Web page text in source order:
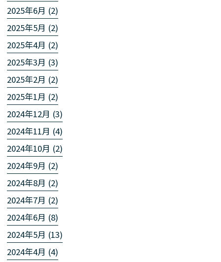
2025年6月 (2)
2025年5月 (2)
2025年4月 (2)
2025年3月 (3)
2025年2月 (2)
2025年1月 (2)
2024年12月 (3)
2024年11月 (4)
2024年10月 (2)
2024年9月 (2)
2024年8月 (2)
2024年7月 (2)
2024年6月 (8)
2024年5月 (13)
2024年4月 (4)